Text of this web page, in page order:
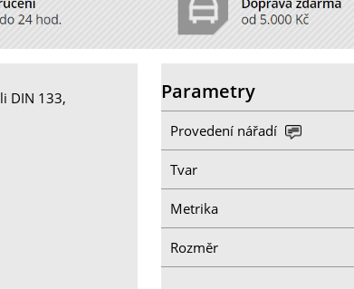
DIN 133,
Parametry
Provedení nářadí
Tvar
Metrika
Rozměr